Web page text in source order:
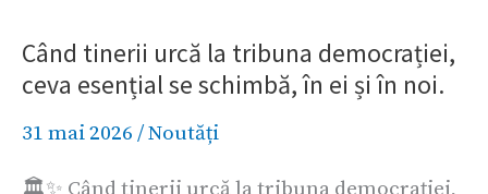
Când tinerii urcă la tribuna democrației,
ceva esențial se schimbă, în ei și în noi.
31 mai 2026 /Noutăți
urcă
la
tribuna